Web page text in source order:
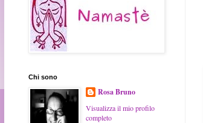
Chi sono
Rosa Bruno
Visualizza il mio profilo
completo